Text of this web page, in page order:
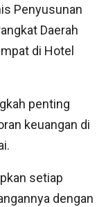
Penyusunan
Daerah
di Hotel
penting
keuangan di
setiap
dengan